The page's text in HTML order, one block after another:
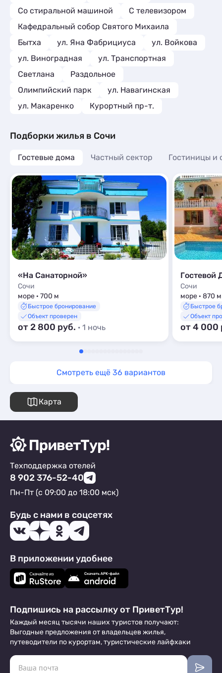
Со стиральной машиной
С телевизором
Кафедральный собор Святого Михаила
Бытха
ул. Яна Фабрициуса
ул. Войкова
ул. Виноградная
ул. Транспортная
Светлана
Раздольное
Олимпийский парк
ул. Навагинская
ул. Макаренко
Курортный пр-т.
Подборки жилья в Сочи
Гостевые дома Частный сектор Гостиницы и
«На Санаторной»
Сочи
море · 700 м
Быстрое бронирование
Объект проверен
от 2 800 руб. · 1 ночь
Гостевой
Сочи
море · 870 м
Быстрое
Объект
от 4 000
Смотреть ещё 36 вариантов
Карта
Техподдержка отелей
8 902 376-52-40
Пн-Пт (с 09:00 до 18:00 мск)
Будь с нами в соцсетях
В приложении удобнее
Подпишись на рассылку от ПриветТур!
Каждый месяц тысячи наших туристов получают:
Выгодные предложения от владельцев жилья,
путеводители по курортам, туристические лайфхаки